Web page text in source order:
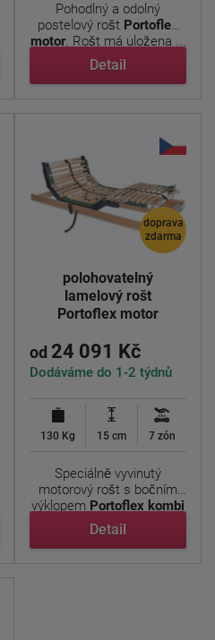
Pohodlný a odolný
postelový rošt Portoflex
motor. Rošt má uložena ...
Detail
doprava
zdarma
polohovatelný
lamelový rošt
Portoflex motor
od 24 091 Kč
Dodáváme do 1-2 týdnů
130 Kg 15 cm 7 zón
Speciálně vyvinutý
motorový rošt s bočním
výklopem Portoflex kombi
P
, ...
Detail